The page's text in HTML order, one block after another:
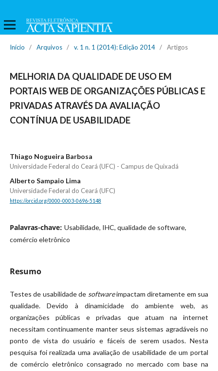
Início / Arquivos / v. 1 n. 1 (2014): Edição 2014 / Artigos
MELHORIA DA QUALIDADE DE USO EM
PORTAIS WEB DE ORGANIZAÇÕES PÚBLICAS E
PRIVADAS ATRAVÉS DA AVALIAÇÃO
CONTÍNUA DE USABILIDADE
Thiago Nogueira Barbosa
Universidade Federal do Ceará (UFC) - Campus de Quixadá
Alberto Sampaio Lima
Universidade Federal do Ceará (UFC)
https://orcid.org/0000-0003-0696-5148
Palavras-chave: Usabilidade, IHC, qualidade de software,
comércio eletrônico
Resumo
Testes de usabilidade de softwareimpactam diretamente em sua
qualidade. Devido à dinamicidade do ambiente web, as
organizações públicas e privadas que atuam na internet
necessitam continuamente manter seus sistemas agradáveis no
ponto de vista do usuário e fáceis de serem usados. Nesta
pesquisa foi realizada uma avaliação de usabilidade de um portal
de comércio eletrônico consagrado no mercado com base na